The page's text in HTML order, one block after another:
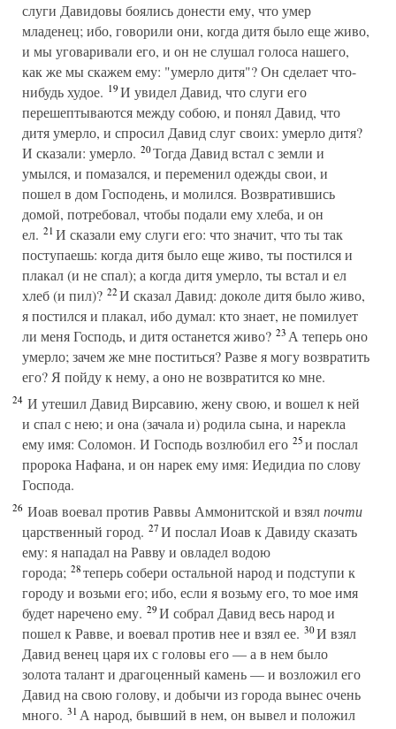
слуги Давидовы боялись донести ему, что умер
младенец; ибо, говорили они, когда дитя было еще живо,
и мы уговаривали его, и он не слушал голоса нашего,
как же мы скажем ему: "умерло дитя"? Он сделает что-
нибудь худое. 19И увидел Давид, что слуги его
перешептываются между собою, и понял Давид, что
дитя умерло, и спросил Давид слуг своих: умерло дитя?
И сказали: умерло. 20Тогда Давид встал с земли и
умылся, и помазался, и переменил одежды свои, и
пошел в дом Господень, и молился. Возвратившись
домой, потребовал, чтобы подали ему хлеба, и он
ел. 21И сказали ему слуги его: что значит, что ты так
поступаешь: когда дитя было еще живо, ты постился и
плакал (и не спал); а когда дитя умерло, ты встал и ел
хлеб (и пил)? 22И сказал Давид: доколе дитя было живо,
я постился и плакал, ибо думал: кто знает, не помилует
ли меня Господь, и дитя останется живо? 23А теперь оно
умерло; зачем же мне поститься? Разве я могу возвратить
его? Я пойду к нему, а оно не возвратится ко мне.
24 И утешил Давид Вирсавию, жену свою, и вошел к ней
и спал с нею; и она (зачала и) родила сына, и нарекла
ему имя: Соломон. И Господь возлюбил его 25и послал
пророка Нафана, и он нарек ему имя: Иедидиа по слову
Господа.
26 Иоав воевал против Раввы Аммонитской и взялпочти
царственный город. 27И послал Иоав к Давиду сказать
ему: я нападал на Равву и овладел водою
города; 28теперь собери остальной народ и подступи к
городу и возьми его; ибо, если я возьму его, то мое имя
будет наречено ему. 29И собрал Давид весь народ и
пошел к Равве, и воевал против нее и взял ее. 30И взял
Давид венец царя их с головы его — а в нем было
золота талант и драгоценный камень — и возложил его
Давид на свою голову, и добычи из города вынес очень
много. 31А народ, бывший в нем, он вывел и положил